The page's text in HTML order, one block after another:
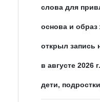
слова для
основа и
открыл запись
в августе 2026
дети,